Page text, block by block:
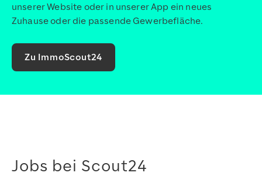
unserer Website oder in unserer App ein neues
Zuhause oder die passende Gewerbefläche.
Zu ImmoScout24
Jobs bei Scout24